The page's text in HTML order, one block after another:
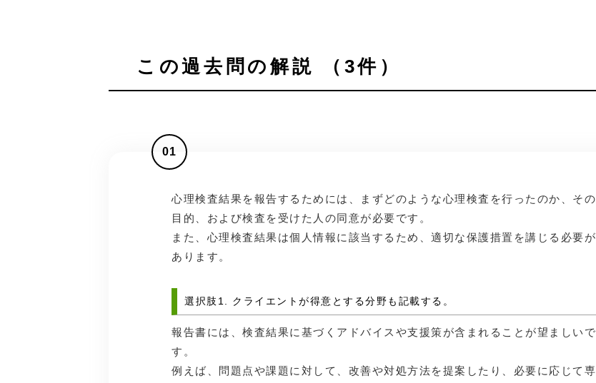
この過去問の解説 （3件）
01
心理検査結果を報告するためには、まずどのような心理検査を行ったのか、その
目的、および検査を受けた人の同意が必要です。
また、心理検査結果は個人情報に該当するため、適切な保護措置を講じる必要が
あります。
選択肢1. クライエントが得意とする分野も記載する。
報告書には、検査結果に基づくアドバイスや支援策が含まれることが望ましいで
す。
例えば、問題点や課題に対して、改善や対処方法を提案したり、必要に応じて専